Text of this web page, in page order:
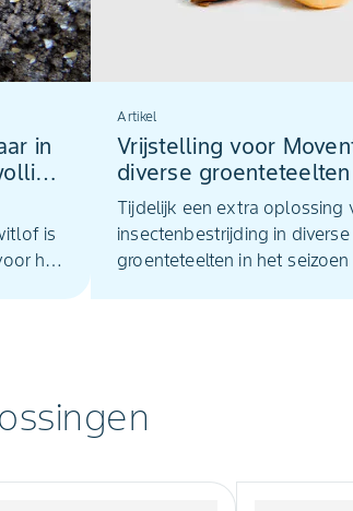
in
is
het
Artikel
Vrijstelling voor
diverse
Tijdelijk een extra oplossing
insectenbestrijding in diverse
groenteteelten in het seizoen